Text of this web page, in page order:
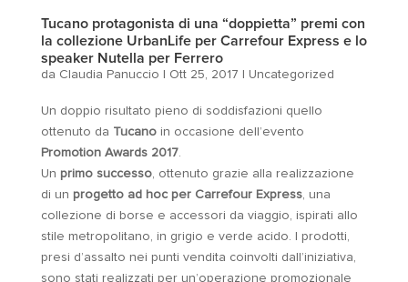
Tucano protagonista di una “doppietta” premi con
la collezione UrbanLife per Carrefour Express e lo
speaker Nutella per Ferrero
da Claudia Panuccio | Ott 25, 2017 | Uncategorized
Un doppio risultato pieno di soddisfazioni quello
ottenuto da Tucanoin occasione dell’evento
Promotion Awards 2017.
Un primo successo, ottenuto grazie alla realizzazione
di un progetto ad hoc per Carrefour Express, una
collezione di borse e accessori da viaggio, ispirati allo
stile metropolitano, in grigio e verde acido. I prodotti,
presi d’assalto nei punti vendita coinvolti dall’iniziativa,
sono stati realizzati per un’operazione promozionale